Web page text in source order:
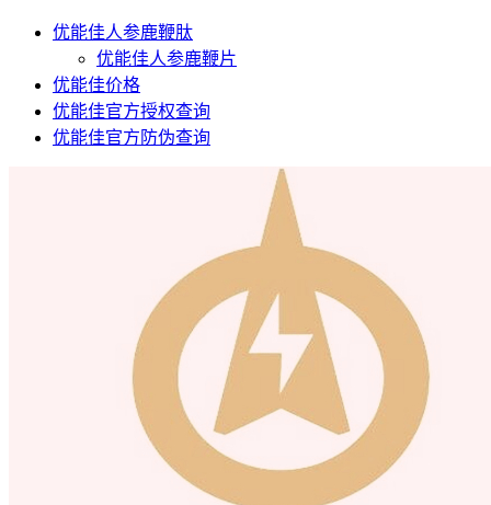
优能佳人参鹿鞭肽
优能佳人参鹿鞭片
优能佳价格
优能佳官方授权查询
优能佳官方防伪查询